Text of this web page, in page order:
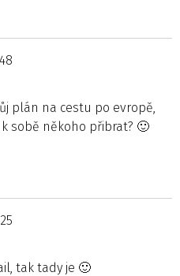
plán na cestu po evropě,
sobě někoho přibrat? 🙂
tak tady je 🙂